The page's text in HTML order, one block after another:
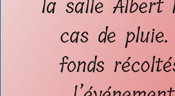
la salle Albert
cas de
fonds